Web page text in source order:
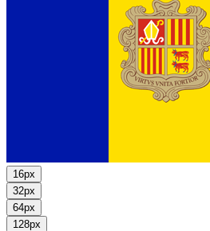
16px
32px
64px
128px